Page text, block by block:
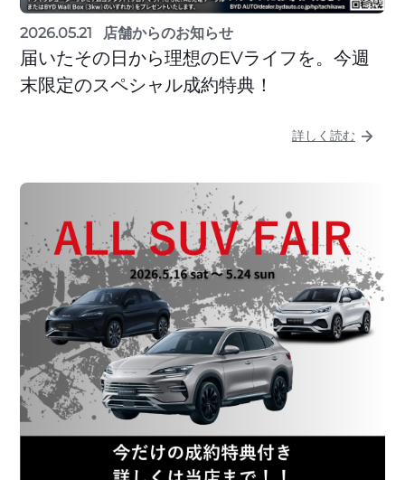
2026.05.21 店舗からのお知らせ
届いたその日から理想のEVライフを。今週
末限定のスペシャル成約特典！
詳しく読む